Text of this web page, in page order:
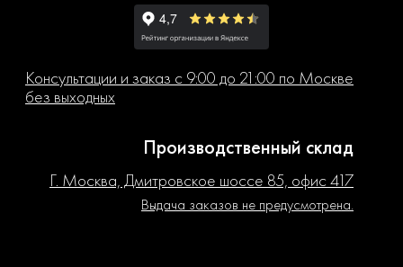
Консультации и заказ с 9:00 до 21:00 по Москве
без выходных
Производственный склад
Г. Москва, Дмитровское шоссе 85, офис 417
Выдача заказов не предусмотрена.